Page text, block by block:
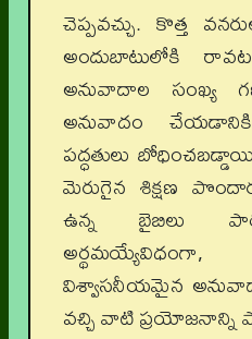
చెప్పవచ్చు. కొత్త
అందుబాటులోకి
అనువాదాల సంఖ్య
అనువాదం
పద్ధతులు
మెరుగైన శిక్షణ
ఉన్న బైబిలు
అర్థమయ్యేవిధంగా,
విశ్వాసనీయమైన
వచ్చి వాటి ప్రయోజనాన్ని